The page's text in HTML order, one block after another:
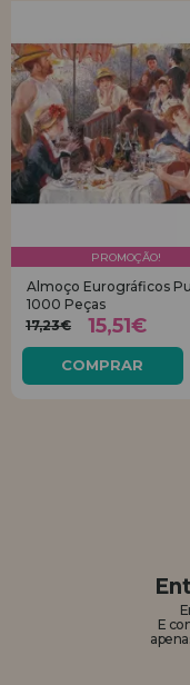
PROMOÇÃO!
Almoço Eurográficos
1000 Peças
17,23€
15,51€
COMPRAR
E